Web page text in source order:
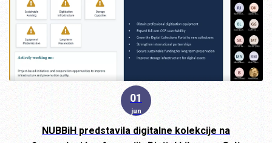
01
jun
NUBBiH predstavila digitalne kolekcije na